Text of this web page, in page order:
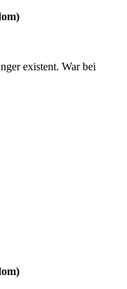
existent. War bei